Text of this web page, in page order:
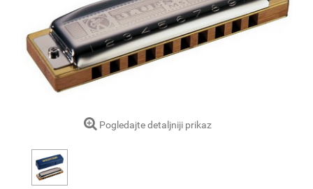
Pogledajte detaljniji prikaz